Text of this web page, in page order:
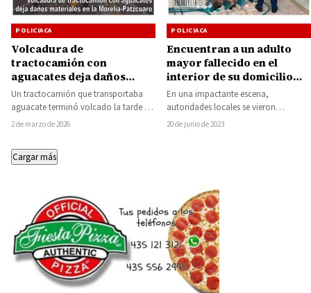
POLICIACA
Volcadura de
tractocamión con
aguacates deja daños
materiales en la Morelia-
Pátzcuaro
Un tractocamión que transportaba
aguacate terminó volcado la tarde de
este lunes sobre la carretera Carretera
2 de marzo de 2026
POLICIACA
Encuentran a un adulto
mayor fallecido en el
interior de su domicilio
del centro de Huetamo
En una impactante escena,
autoridades locales se vieron
envueltas en una operación de
20 de junio de 2023
Cargar más